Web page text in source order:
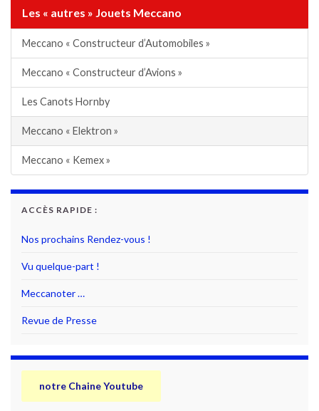
Les « autres » Jouets Meccano
Meccano « Constructeur d’Automobiles »
Meccano « Constructeur d’Avions »
Les Canots Hornby
Meccano « Elektron »
Meccano « Kemex »
ACCÈS RAPIDE :
Nos prochains Rendez-vous !
Vu quelque-part !
Meccanoter …
Revue de Presse
notre Chaine Youtube